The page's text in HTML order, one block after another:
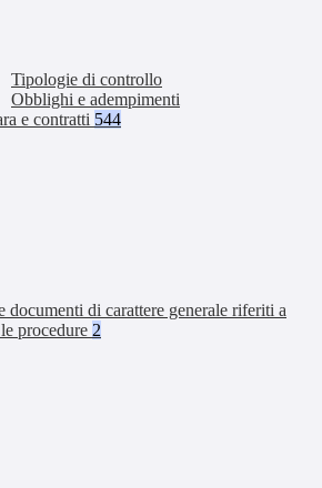
Tipologie di controllo
Obblighi e adempimenti
e contratti 544
documenti di carattere generale riferiti a
procedure 2